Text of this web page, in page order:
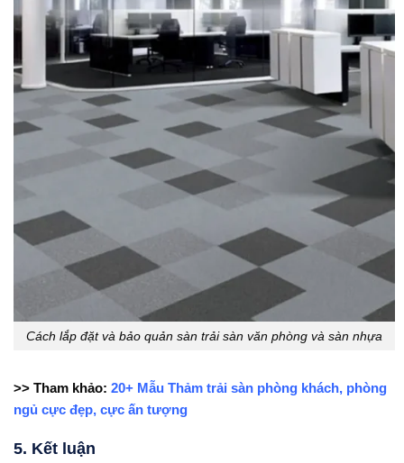
Cách lắp đặt và bảo quản sàn trải sàn văn phòng và sàn nhựa
>> Tham khảo: 20+ Mẫu Thảm trải sàn phòng khách, phòng
ngủ cực đẹp, cực ấn tượng
5. Kết luận